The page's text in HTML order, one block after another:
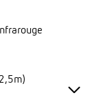
keyboard_arrow_down